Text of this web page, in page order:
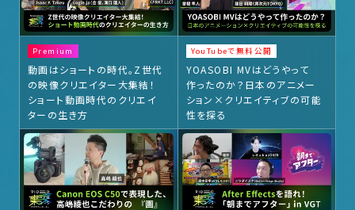
Premium
動画はショートの時代。Z世代
の映像クリエイター大集結！
ショート動画時代のクリエイ
ターの生き方
YouTubeで無料公開
YOASOBI MVはどうやって
作ったのか？日本のアニメー
ション×クリエイティブの可能
性を探る